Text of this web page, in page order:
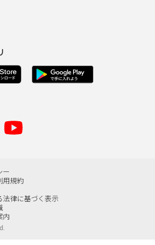
ー
用規約
法律に基づく表示
内